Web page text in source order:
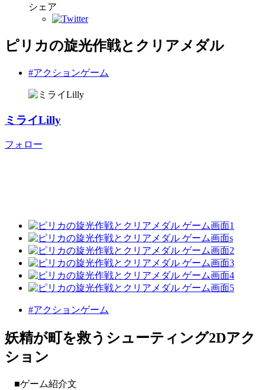
シェア
ピリカの旋光作戦とクリアメダル
#アクションゲーム
ミライLilly
フォロー
#アクションゲーム
妖精が町を救うシューティング2Dアク
ション
■ゲーム紹介文